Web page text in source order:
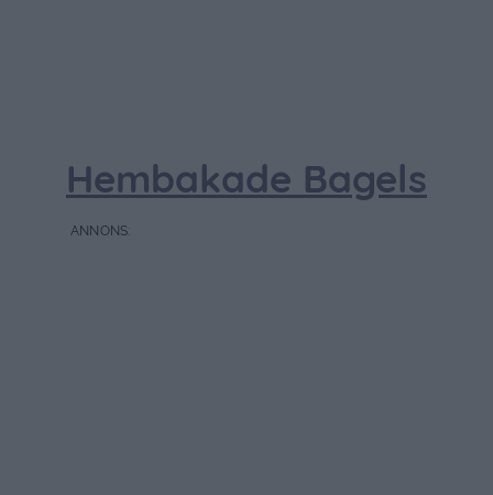
Hembakade Bagels